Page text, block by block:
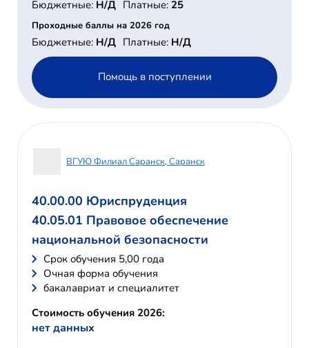
Бюджетные: Н/Д Платные: 25
Проходные баллы на 2026 год
Бюджетные: Н/Д Платные: Н/Д
Помощь в поступлении
ВГУЮ Филиал Саранск, Саранск
40.00.00 Юриспруденция
40.05.01 Правовое обеспечение
национальной безопасности
Cрок обучения 5,00 года
Очная форма обучения
бакалавриат и специалитет
Стоимость обучения 2026:
нет данных